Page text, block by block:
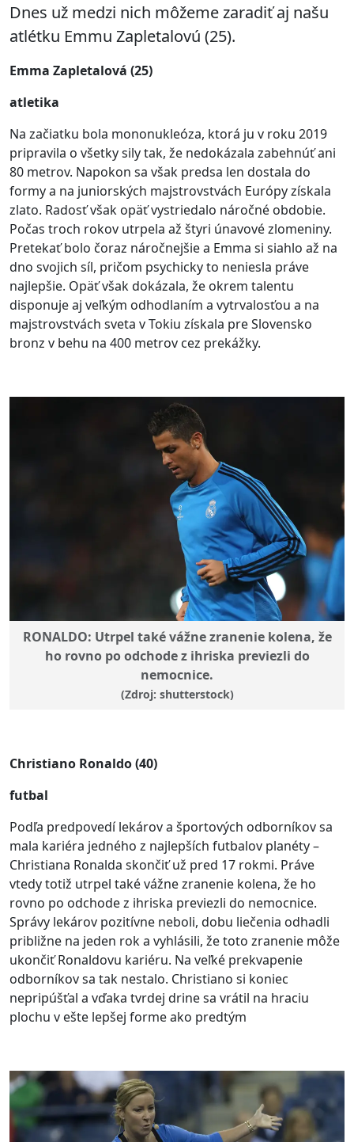
Dnes už medzi nich môžeme zaradiť aj našu
atlétku Emmu Zapletalovú (25).
Emma Zapletalová (25)
atletika
Na začiatku bola mononukleóza, ktorá ju v roku 2019
pripravila o všetky sily tak, že nedokázala zabehnúť ani
80 metrov. Napokon sa však predsa len dostala do
formy a na juniorských majstrovstvách Európy získala
zlato. Radosť však opäť vystriedalo náročné obdobie.
Počas troch rokov utrpela až štyri únavové zlomeniny.
Pretekať bolo čoraz náročnejšie a Emma si siahlo až na
dno svojich síl, pričom psychicky to neniesla práve
najlepšie. Opäť však dokázala, že okrem talentu
disponuje aj veľkým odhodlaním a vytrvalosťou a na
majstrovstvách sveta v Tokiu získala pre Slovensko
bronz v behu na 400 metrov cez prekážky.
RONALDO: Utrpel také vážne zranenie kolena, že
ho rovno po odchode z ihriska previezli do
nemocnice.
(Zdroj: shutterstock)
Christiano Ronaldo (40)
futbal
Podľa predpovedí lekárov a športových odborníkov sa
mala kariéra jedného z najlepších futbalov planéty –
Christiana Ronalda skončiť už pred 17 rokmi. Práve
vtedy totiž utrpel také vážne zranenie kolena, že ho
rovno po odchode z ihriska previezli do nemocnice.
Správy lekárov pozitívne neboli, dobu liečenia odhadli
približne na jeden rok a vyhlásili, že toto zranenie môže
ukončiť Ronaldovu kariéru. Na veľké prekvapenie
odborníkov sa tak nestalo. Christiano si koniec
nepripúšťal a vďaka tvrdej drine sa vrátil na hraciu
plochu v ešte lepšej forme ako predtým